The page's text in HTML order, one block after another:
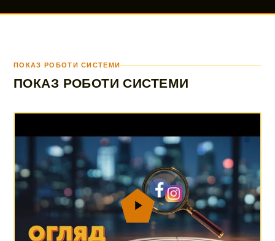
ПОКАЗ РОБОТИ СИСТЕМИ
ПОКАЗ РОБОТИ СИСТЕМИ